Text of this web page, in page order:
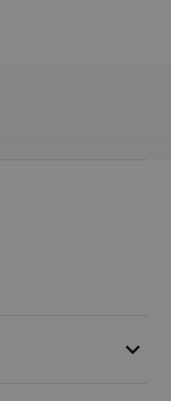
keyboard_arrow_down